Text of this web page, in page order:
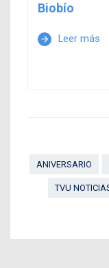
Biobío
arrow_forward Leer más
ANIVERSARIO
TVU